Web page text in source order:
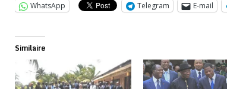
WhatsApp Telegram E-mail
Similaire